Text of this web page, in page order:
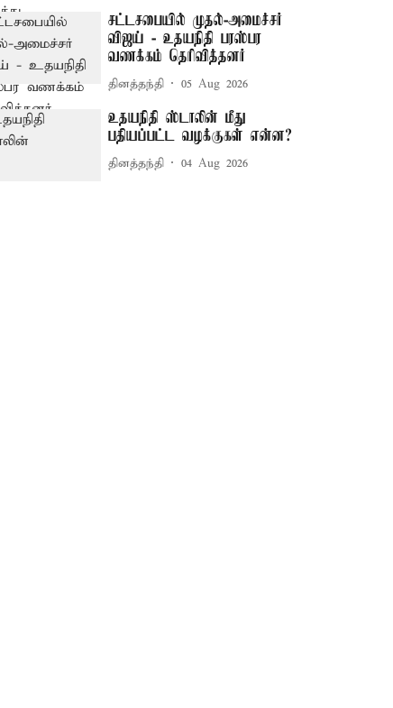
சட்டசபையில் முதல்-அமைச்சர்
விஜய் - உதயநிதி பரஸ்பர
வணக்கம் தெரிவித்தனர்
தினத்தந்தி 05 Aug 2026
உதயநிதி ஸ்டாலின் மீது
பதியப்பட்ட வழக்குகள் என்ன?
தினத்தந்தி 04 Aug 2026